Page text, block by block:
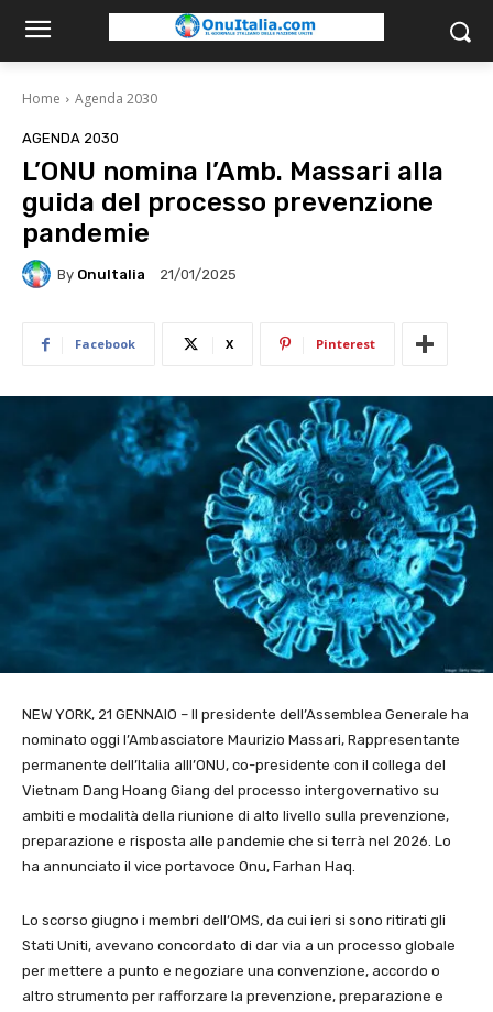
Home Agenda 2030
AGENDA 2030
L’ONU nomina l’Amb. Massari alla
guida del processo prevenzione
pandemie
By OnuItalia 21/01/2025
Facebook X Pinterest
NEW YORK, 21 GENNAIO – Il presidente dell’Assemblea Generale ha
nominato oggi l’Ambasciatore Maurizio Massari, Rappresentante
permanente dell’Italia alll’ONU, co-presidente con il collega del
Vietnam Dang Hoang Giang del processo intergovernativo su
ambiti e modalità della riunione di alto livello sulla prevenzione,
preparazione e risposta alle pandemie che si terrà nel 2026. Lo
ha annunciato il vice portavoce Onu, Farhan Haq.
Lo scorso giugno i membri dell’OMS, da cui ieri si sono ritirati gli
Stati Uniti, avevano concordato di dar via a un processo globale
per mettere a punto e negoziare una convenzione, accordo o
altro strumento per rafforzare la prevenzione, preparazione e